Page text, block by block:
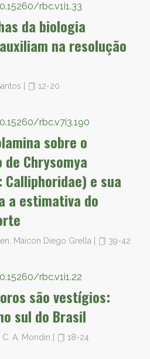
rbc.v1i1.33
da biologia
na resolução
12-20
rbc.v7i3.190
sobre o
Chrysomya
e sua
a estimativa do
Maicon Diego Grella 39-42
rbc.v1i1.22
são vestígios:
sul do Brasil
C. A. Mondin 18-24